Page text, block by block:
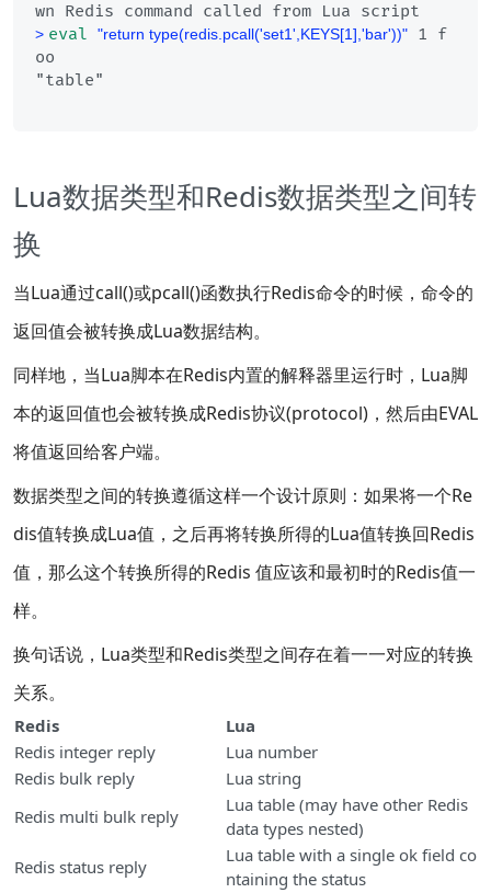
> eval "return type(redis.pcall('set1',KEYS[1],'bar'))" 1 f
oo
Lua数据类型和Redis数据类型之间转
换
当Lua通过call()或pcall()函数执行Redis命令的时候，命令的
返回值会被转换成Lua数据结构。
同样地，当Lua脚本在Redis内置的解释器里运行时，Lua脚
本的返回值也会被转换成Redis协议(protocol)，然后由EVAL
将值返回给客户端。
数据类型之间的转换遵循这样一个设计原则：如果将一个Re
dis值转换成Lua值，之后再将转换所得的Lua值转换回Redis
值，那么这个转换所得的Redis 值应该和最初时的Redis值一
样。
换句话说，Lua类型和Redis类型之间存在着一一对应的转换
关系。
Redis
Lua
Redis integer reply
Lua number
Redis bulk reply
Lua string
Redis multi bulk reply
Lua table (may have other Redis
data types nested)
Redis status reply
Lua table with a single ok field co
ntaining the status